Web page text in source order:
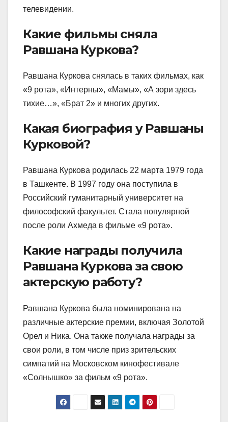
телевидении.
Какие фильмы сняла
Равшана Куркова?
Равшана Куркова снялась в таких фильмах, как
«9 рота», «Интерны», «Мамы», «А зори здесь
тихие…», «Брат 2» и многих других.
Какая биография у Равшаны
Курковой?
Равшана Куркова родилась 22 марта 1979 года
в Ташкенте. В 1997 году она поступила в
Российский гуманитарный университет на
философский факультет. Стала популярной
после роли Ахмеда в фильме «9 рота».
Какие награды получила
Равшана Куркова за свою
актерскую работу?
Равшана Куркова была номинирована на
различные актерские премии, включая Золотой
Орел и Ника. Она также получала награды за
свои роли, в том числе приз зрительских
симпатий на Московском кинофестивале
«Солнышко» за фильм «9 рота».